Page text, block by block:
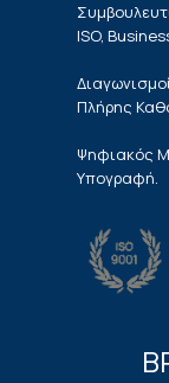
ISO,
Πλήρης
Ψηφιακός
Υπογραφή.